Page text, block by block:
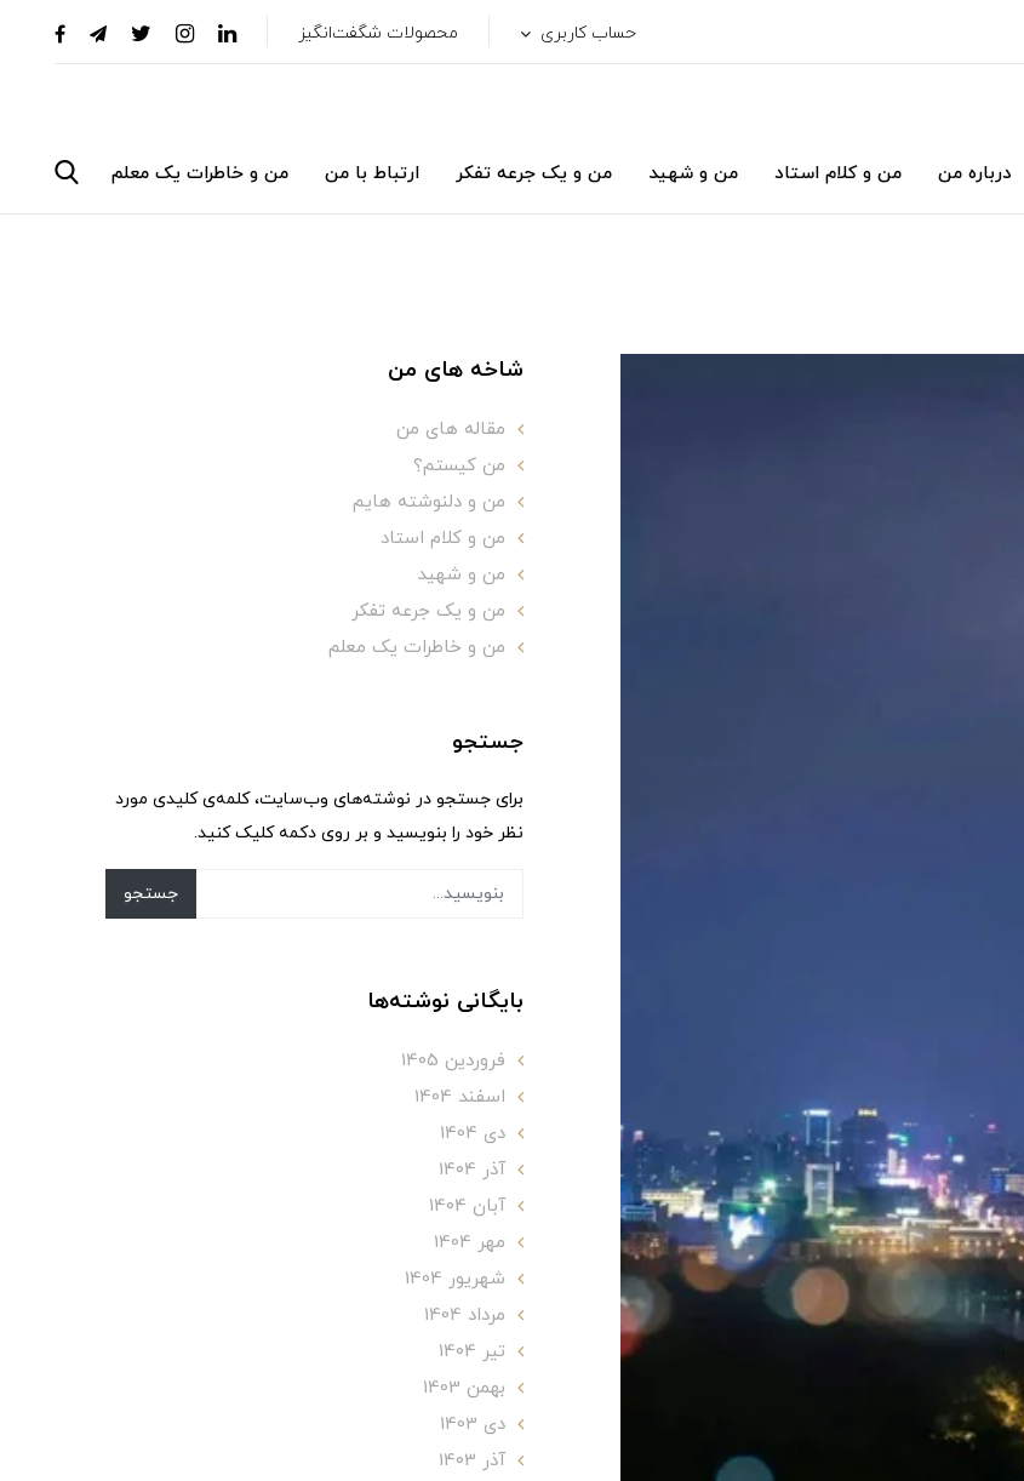
حساب کاربری محصولات شگفت‌انگیز
درباره من من و کلام استاد من و شهید من و یک جرعه تفکر ارتباط با من من و خاطرات یک معلم
شاخه های من
مقاله های من
من کیستم؟
من و دلنوشته هایم
من و کلام استاد
من و شهید
من و یک جرعه تفکر
من و خاطرات یک معلم
جستجو
برای جستجو در نوشته‌های وب‌سایت، کلمه‌ی کلیدی مورد
نظر خود را بنویسید و بر روی دکمه کلیک کنید.
جستجو
بایگانی نوشته‌ها
فروردین 1405
اسفند 1404
دی 1404
آذر 1404
آبان 1404
مهر 1404
شهریور 1404
مرداد 1404
تير 1404
بهمن 1403
دی 1403
آذر 1403